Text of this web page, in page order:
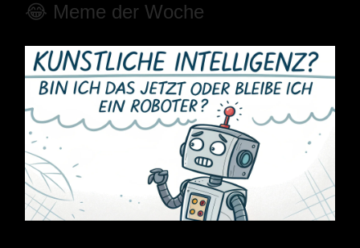
😂 Meme der Woche